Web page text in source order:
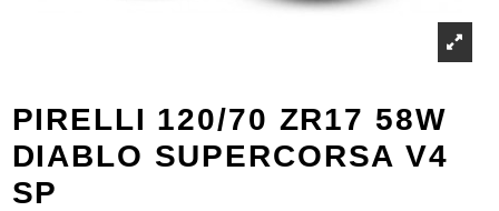
PIRELLI 120/70 ZR17 58W
DIABLO SUPERCORSA V4
SP